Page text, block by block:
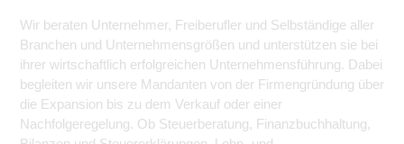
Wir beraten Unternehmer, Freiberufler und Selbständige aller
Branchen und Unternehmensgrößen und unterstützen sie bei
ihrer wirtschaftlich erfolgreichen Unternehmensführung. Dabei
begleiten wir unsere Mandanten von der Firmengründung über
die Expansion bis zu dem Verkauf oder einer
Nachfolgeregelung. Ob Steuerberatung, Finanzbuchhaltung,